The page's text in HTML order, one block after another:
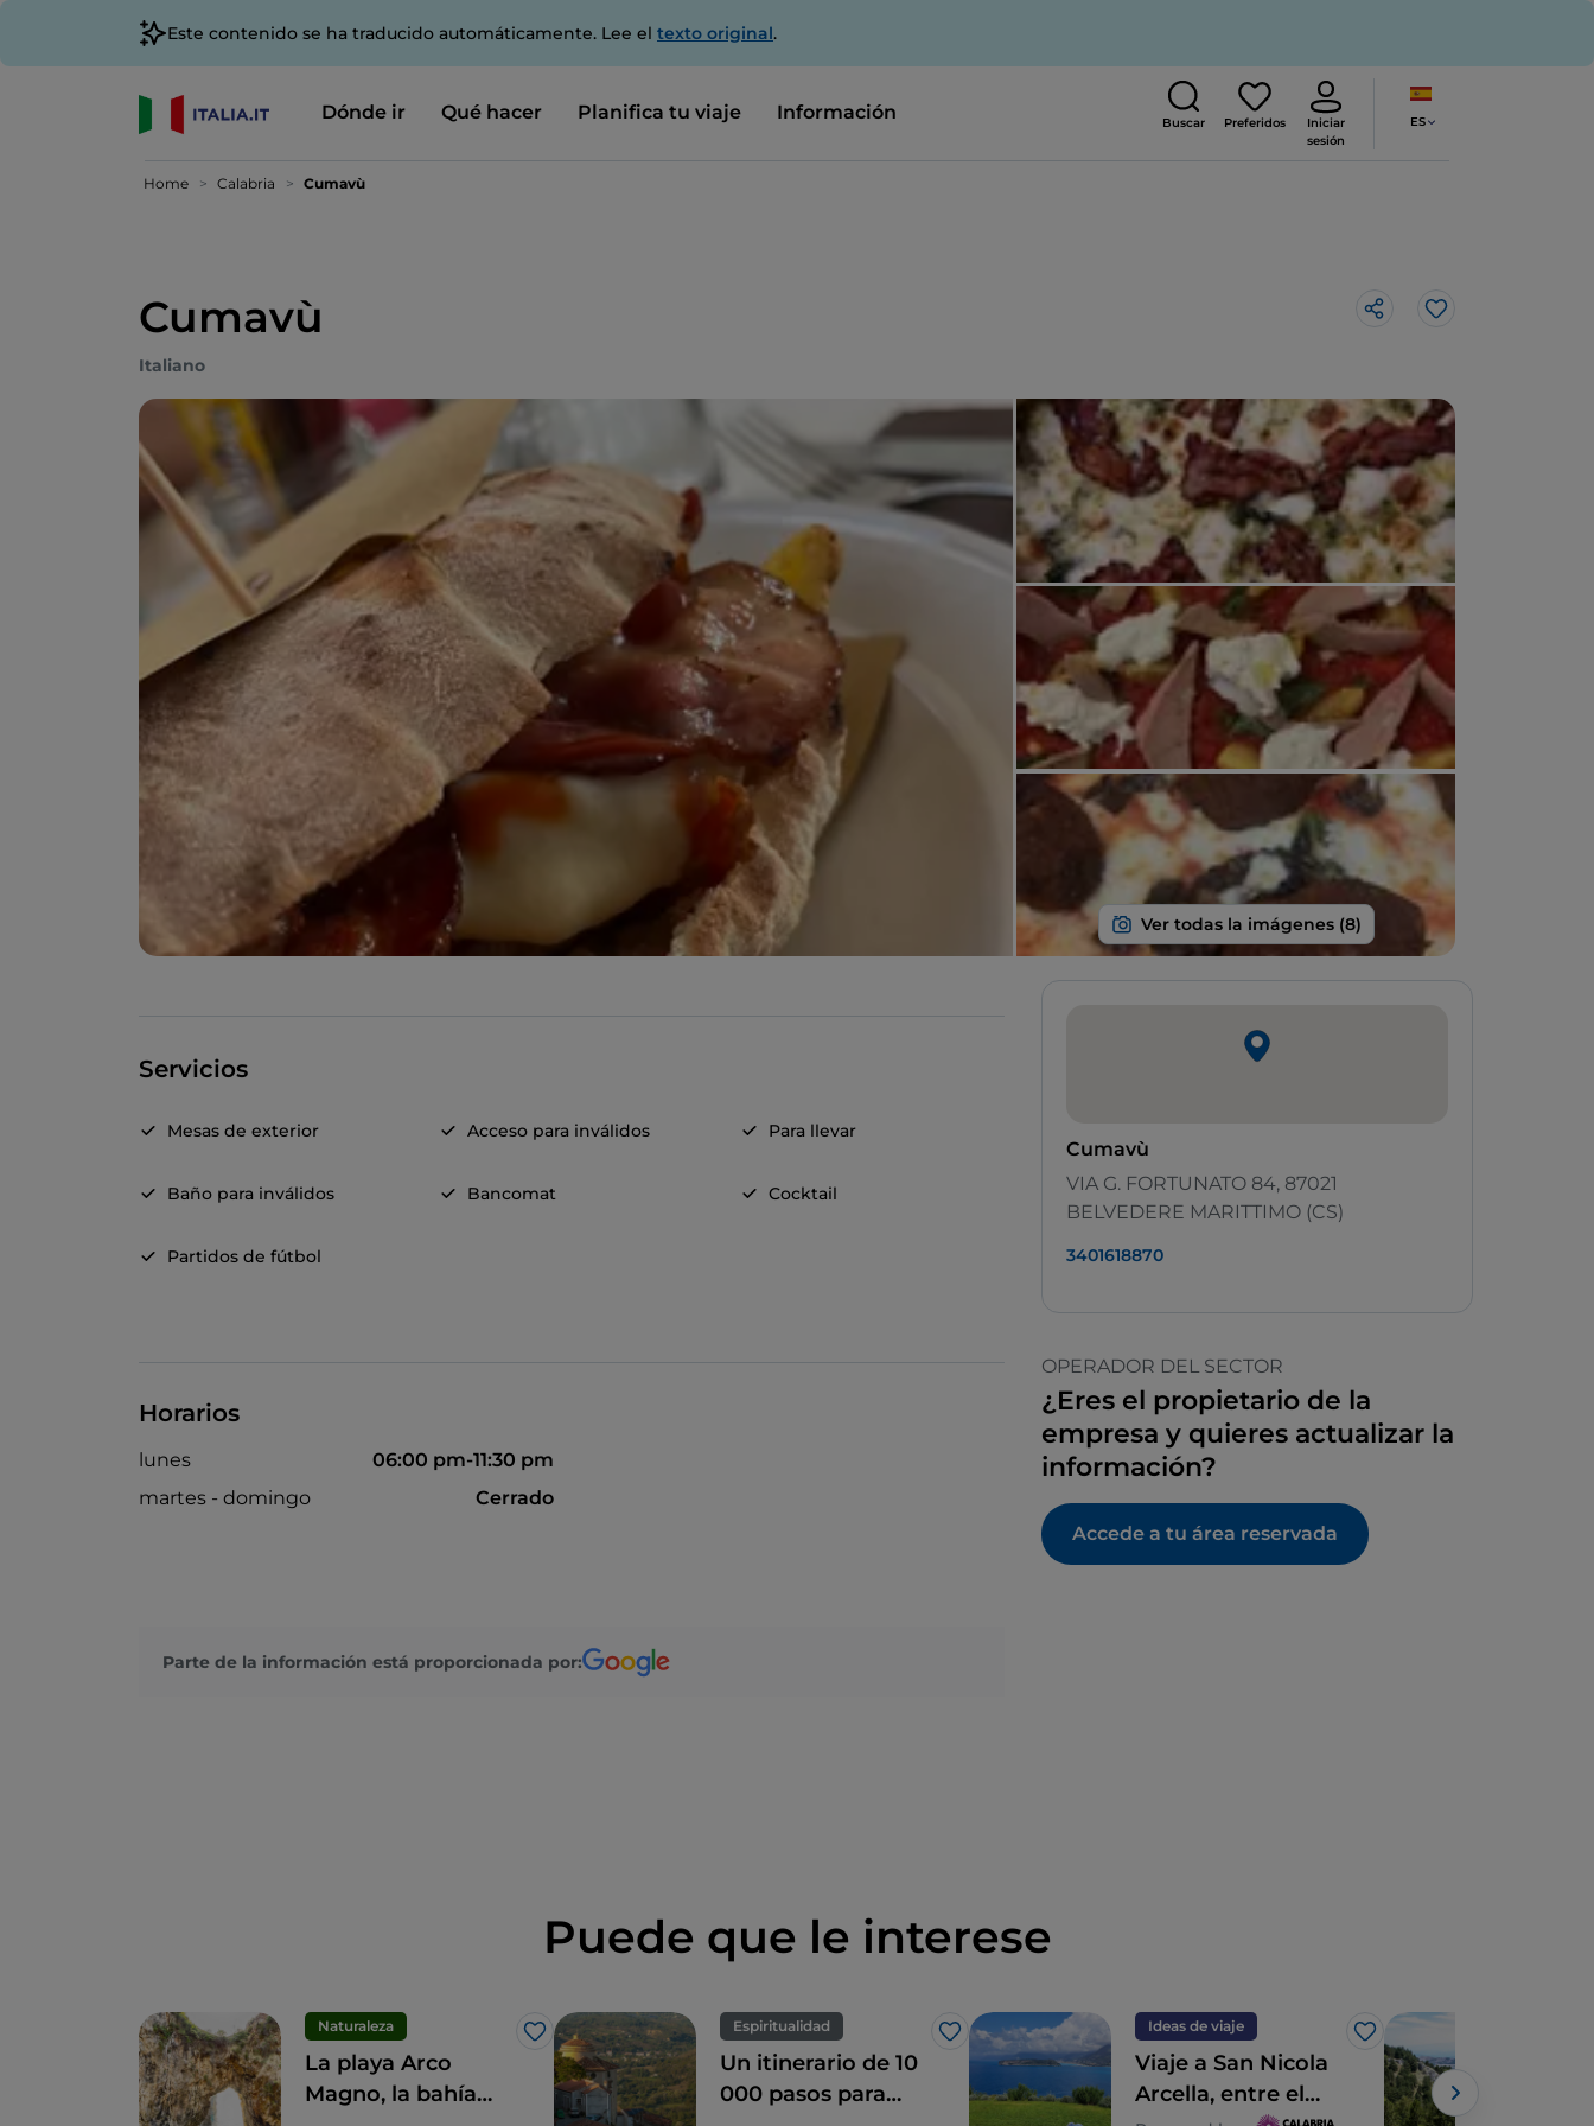
Este contenido se ha traducido automáticamente. Lee el texto original.
Dónde ir Qué hacer Planifica tu viaje Información Buscar Preferidos
Iniciar
sesión
ES
Home Calabria Cumavù
Cumavù Me gusta
Italiano
Servicios
Mesas de exterior Acceso para inválidos Para llevar
Baño para inválidos Bancomat Cocktail
Partidos de fútbol
Horarios
lunes
06:00 pm-11:30 pm
martes - domingo
Cerrado
Parte de la información está proporcionada por:
Cumavù
VIA G. FORTUNATO 84, 87021
BELVEDERE MARITTIMO (CS)
3401618870
OPERADOR DEL SECTOR
¿Eres el propietario de la
empresa y quieres actualizar la
información?
Accede a tu área reservada
Puede que le interese
Naturaleza
Me gusta
La playa Arco
Magno, la bahía
Espiritualidad
Me gusta
Un itinerario de 10
000 pasos para
Ideas de viaje
Me gusta
Viaje a San Nicola
Arcella, entre el